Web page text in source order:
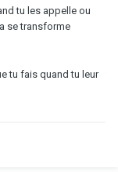
tu les appelle ou
se transforme
tu fais quand tu leur